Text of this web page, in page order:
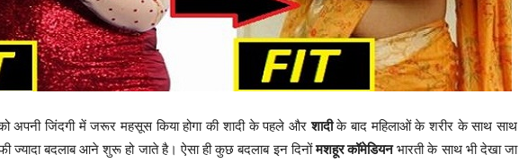
अपनी जिंदगी में जरूर महसूस किया होगा की शादी के पहले औरशादीके बाद महिलाओं के शरीर के साथ साथ
ज्यादा बदलाब आने शुरू हो जाते है। ऐसा ही कुछ बदलाब इन दिनोंमशहूर कॉमेडियनभारती के साथ भी देखा जा